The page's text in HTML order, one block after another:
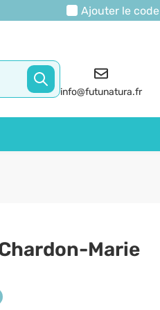
Ajouter le code
info@futunatura.fr
Marie